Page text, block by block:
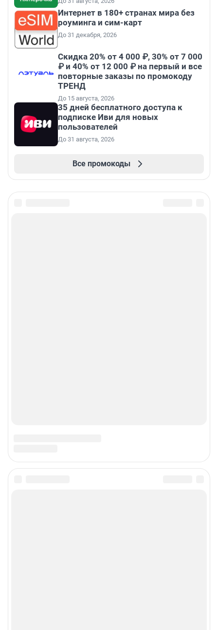
Интернет в 180+ странах мира без
роуминга и сим-карт
До 31 декабря, 2026
Скидка 20% от 4 000 ₽, 30% от 7 000
₽ и 40% от 12 000 ₽ на первый и все
повторные заказы по промокоду
ТРЕНД
До 15 августа, 2026
35 дней бесплатного доступа к
подписке Иви для новых
пользователей
До 31 августа, 2026
Все промокоды